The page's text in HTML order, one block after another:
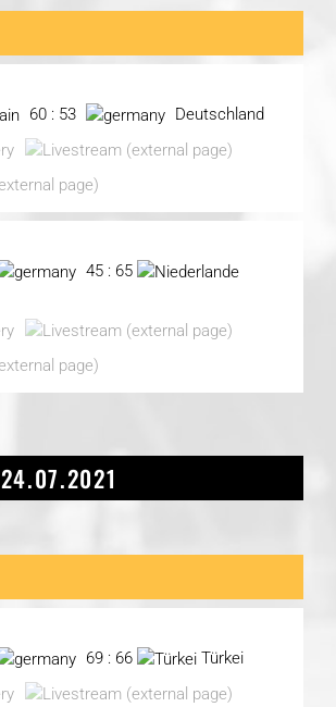
60 : 53 Deutschland
45 : 65
69 : 66 Türkei